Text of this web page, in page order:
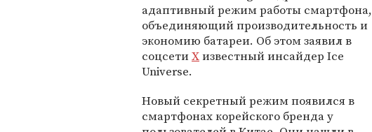
адаптивный режим работы смартфона,
объединяющий производительность и
экономию батареи. Об этом заявил в
соцсетиXизвестный инсайдер Ice
Universe.
Новый секретный режим появился в
смартфонах корейского бренда у